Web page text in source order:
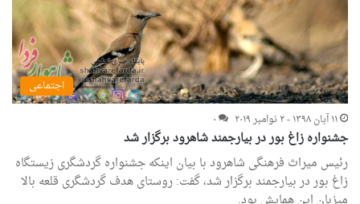
اجتماعی
۱۱ آبان ۱۳۹۸ - ۲ نوامبر ۲۰۱۹
۰
جشنواره زاغ بور در بیارجمند شاهرود برگزار شد
رئیس میراث فرهنگی شاهرود با بیان اینکه جشنواره گردشگری زیستگاه
زاغ بور در بیارجمند برگزار شد، گفت: روستای هدف گردشگری قلعه بالا